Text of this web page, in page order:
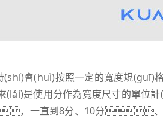
(shí)會(huì)按照一定的寬度規
(lái)是使用分作為寬度尺寸的
一直到8分、10分、